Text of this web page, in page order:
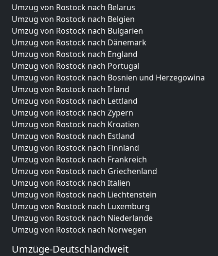
Umzug von Rostock nach Belarus
Umzug von Rostock nach Belgien
Umzug von Rostock nach Bulgarien
Umzug von Rostock nach Dänemark
Umzug von Rostock nach England
Umzug von Rostock nach Portugal
Umzug von Rostock nach Bosnien und Herzegowina
Umzug von Rostock nach Irland
Umzug von Rostock nach Lettland
Umzug von Rostock nach Zypern
Umzug von Rostock nach Kroatien
Umzug von Rostock nach Estland
Umzug von Rostock nach Finnland
Umzug von Rostock nach Frankreich
Umzug von Rostock nach Griechenland
Umzug von Rostock nach Italien
Umzug von Rostock nach Liechtenstein
Umzug von Rostock nach Luxemburg
Umzug von Rostock nach Niederlande
Umzug von Rostock nach Norwegen
Umzüge-Deutschlandweit